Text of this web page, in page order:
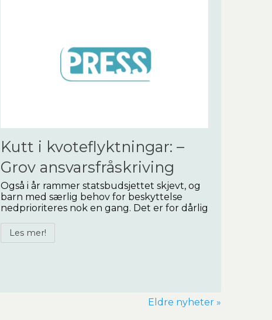
Kutt i kvoteflyktningar: –
Grov ansvarsfråskriving
Også i år rammer statsbudsjettet skjevt, og
barn med særlig behov for beskyttelse
nedprioriteres nok en gang. Det er for dårlig
Les mer!
Eldre nyheter »